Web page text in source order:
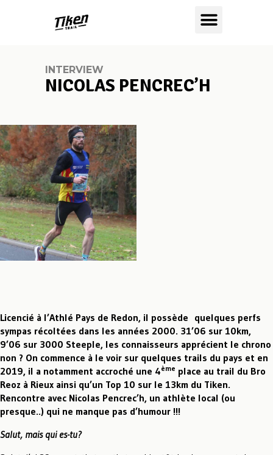
INTERVIEW
NICOLAS PENCREC’H
Licencié à l’Athlé Pays de Redon, il possède quelques perfs
sympas récoltées dans les années 2000. 31’06 sur 10km,
9’06 sur 3000 Steeple, les connaisseurs apprécient le chrono
non ? On commence à le voir sur quelques trails du pays et en
2019, il a notamment accroché une 4ème place au trail du Bro
Reoz à Rieux ainsi qu’un Top 10 sur le 13km du Tiken.
Rencontre avec Nicolas Pencrec’h, un athlète local (ou
presque..) qui ne manque pas d’humour !!!
Salut, mais qui es-tu?